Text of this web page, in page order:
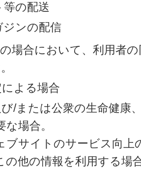
の配送
ンの配信
場合において、利用者
よる場合
/または公衆の生命健康
場合。
ブサイトのサービス向上
の他の情報を利用する場